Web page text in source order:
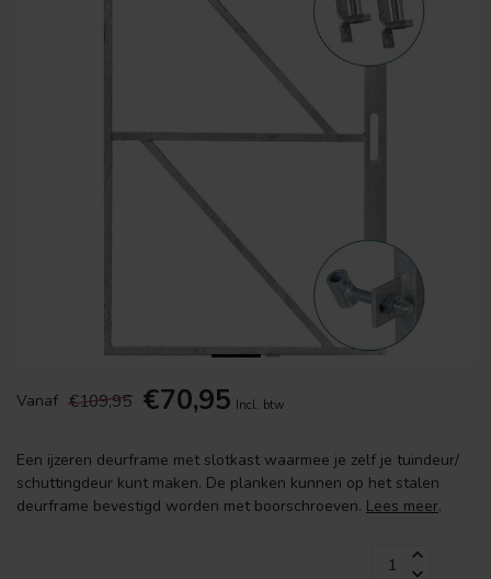
Vanaf €109,95 €70,95 Incl. btw
Een ijzeren deurframe met slotkast waarmee je zelf je tuindeur/
schuttingdeur kunt maken. De planken kunnen op het stalen
deurframe bevestigd worden met boorschroeven. Lees meer.